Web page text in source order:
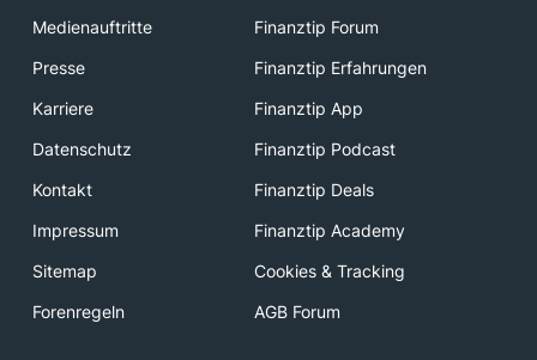
Medienauftritte
Finanztip Forum
Presse
Finanztip Erfahrungen
Karriere
Finanztip App
Datenschutz
Finanztip Podcast
Kontakt
Finanztip Deals
Impressum
Finanztip Academy
Sitemap
Cookies & Tracking
Forenregeln
AGB Forum